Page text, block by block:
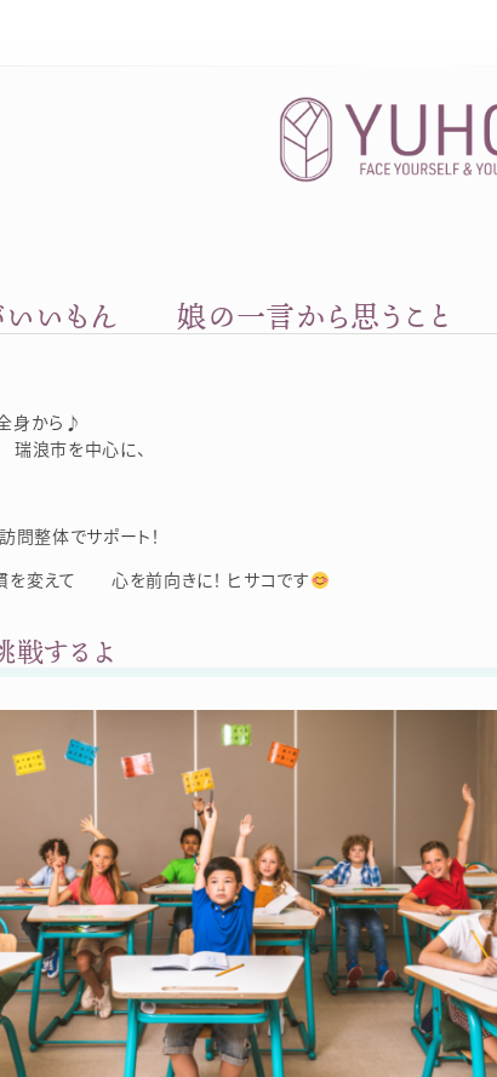
カラダを整え、習慣を変えて
いもん 娘の一言から思うこと
身から♪
浪市を中心に、
問整体でサポート！
変えて 心を前向きに！ ヒサコです
戦するよ